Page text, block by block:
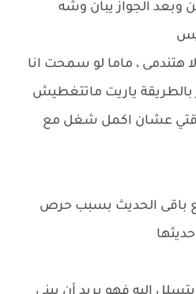
الجواز يبان وشه
هتندمى ، ماما لو سمحت انا
ياريت ماتتغطيش
عشان اكمل شغل مع
باقى الحديث بسبب حرص